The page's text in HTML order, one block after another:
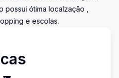
possui ótima localzação ,
e escolas.